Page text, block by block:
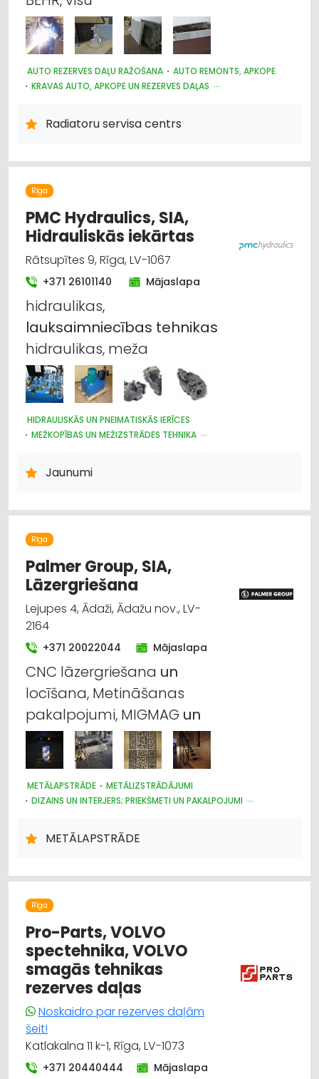
AUTO REZERVES DAĻU RAŽOŠANA
AUTO REMONTS, APKOPE
KRAVAS AUTO, APKOPE UN REZERVES DAĻAS
AUTO REZERVES DAĻU TIRDZNIECĪBA
AUTO REZERVES DAĻU VAIRUMTIRDZNIECĪBA
LAUKSAIMNIECĪBAS TEHNIKAS UN TRAKTORTEHNIKAS REZERVES
Radiatoru servisa centrs
Rīga
PMC Hydraulics, SIA,
Hidrauliskās iekārtas
Rātsupītes 9, Rīga, LV-1067
+371 26101140 Mājaslapa
hidraulikas,
lauksaimniecības tehnikas
hidraulikas, meža
HIDRAULISKĀS UN PNEIMATISKĀS IERĪCES
MEŽKOPĪBAS UN MEŽIZSTRĀDES TEHNIKA
MAŠĪNBŪVE
RŪPNIECISKĀS IEKĀRTAS, AUTOMATIZĀCIJA
Jaunumi
Rīga
Palmer Group, SIA,
Lāzergriešana
Lejupes 4, Ādaži, Ādažu nov., LV-
2164
+371 20022044 Mājaslapa
CNC lāzergriešana un
locīšana, Metināšanas
pakalpojumi, MIGMAG un
METĀLAPSTRĀDE
METĀLIZSTRĀDĀJUMI
DIZAINS UN INTERJERS; PRIEKŠMETI UN PAKALPOJUMI
DĀRZA TEHNIKA UN INVENTĀRS
TREPES, KĀPNES
RESTAURĀCIJA
LAUKSAIMNIECĪBAS TEHNIKAS UN TRAKTORTEHNIKAS REZERVES
METĀLAPSTRĀDE
Rīga
Pro-Parts, VOLVO
spectehnika, VOLVO
smagās tehnikas
rezerves daļas
Noskaidro par rezerves daļām
šeit!
Katlakalna 11 k-1, Rīga, LV-1073
+371 20440444 Mājaslapa